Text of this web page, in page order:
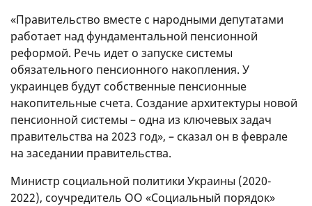
«Правительство вместе с народными депутатами
работает над фундаментальной пенсионной
реформой. Речь идет о запуске системы
обязательного пенсионного накопления. У
украинцев будут собственные пенсионные
накопительные счета. Создание архитектуры новой
пенсионной системы – одна из ключевых задач
правительства на 2023 год», – сказал он в феврале
на заседании правительства.
Министр социальной политики Украины (2020-
2022), соучредитель ОО «Социальный порядок»